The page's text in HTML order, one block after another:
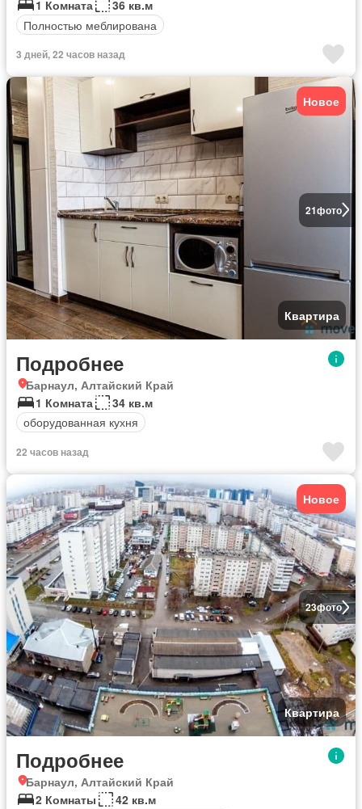
1 Комната
36 кв.м
Полностью меблирована
3 дней, 22 часов назад
21фото
Новое
Квартира
Подробнее
Барнаул, Алтайский Край
1 Комната
34 кв.м
оборудованная кухня
22 часов назад
23фото
Новое
Квартира
Подробнее
Барнаул, Алтайский Край
2 Комнаты
42 кв.м